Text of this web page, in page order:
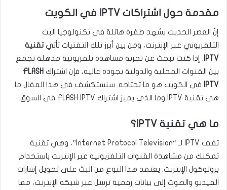
مقدمة حول اشتراكات IPTV في الكويت
إنّ العصر الحديث يشهد طفرة هائلة في تكنولوجيا البث
التلفزيوني عبر الإنترنت، ومن بين أبرز تلك التقنيات تأتيتقنية
IPTV . إذا كنت تبحث عن تجربة مشاهدة تلفزيونية مذهلة تجمع
بين القنوات المحلية والدولية بجودة عالية، فإن اشتراك FLASH
IPTV
في الكويت هو ما تحتاجه. سنستكشف في هذا المقال ما
هي تقنية IPTV وما الذي يميز اشتراك FLASH IPTV في السوق.
ما هي تقنية IPTV؟
تقف IPTV لـ “Internet Protocol Television”، وهي تقنية
تمكنك من مشاهدة القنوات التلفزيونية عبر الإنترنت باستخدام
بروتوكول الإنترنت. يعتمد هذا النوع من البث على تحويل إشارات
الفيديو والصوت إلى بيانات رقمية ترسل عبر شبكة الإنترنت، مما